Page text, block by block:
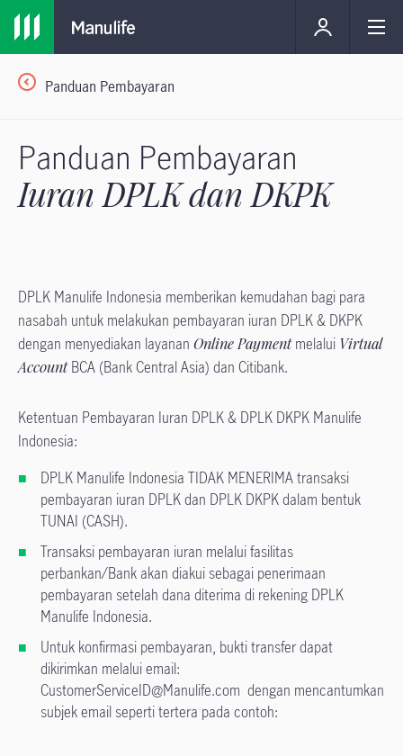
Panduan Pembayaran
Panduan Pembayaran
Iuran DPLK dan DKPK
DPLK Manulife Indonesia memberikan kemudahan bagi para
nasabah untuk melakukan pembayaran iuran DPLK & DKPK
dengan menyediakan layanan Online Paymentmelalui Virtual
AccountBCA (Bank Central Asia) dan Citibank.
Ketentuan Pembayaran Iuran DPLK & DPLK DKPK Manulife
Indonesia:
DPLK Manulife Indonesia TIDAK MENERIMA transaksi
pembayaran iuran DPLK dan DPLK DKPK dalam bentuk
TUNAI (CASH).
Transaksi pembayaran iuran melalui fasilitas
perbankan/Bank akan diakui sebagai penerimaan
pembayaran setelah dana diterima di rekening DPLK
Manulife Indonesia.
Untuk konfirmasi pembayaran, bukti transfer dapat
dikirimkan melalui email:
CustomerServiceID@Manulife.com dengan mencantumkan
subjek email seperti tertera pada contoh: